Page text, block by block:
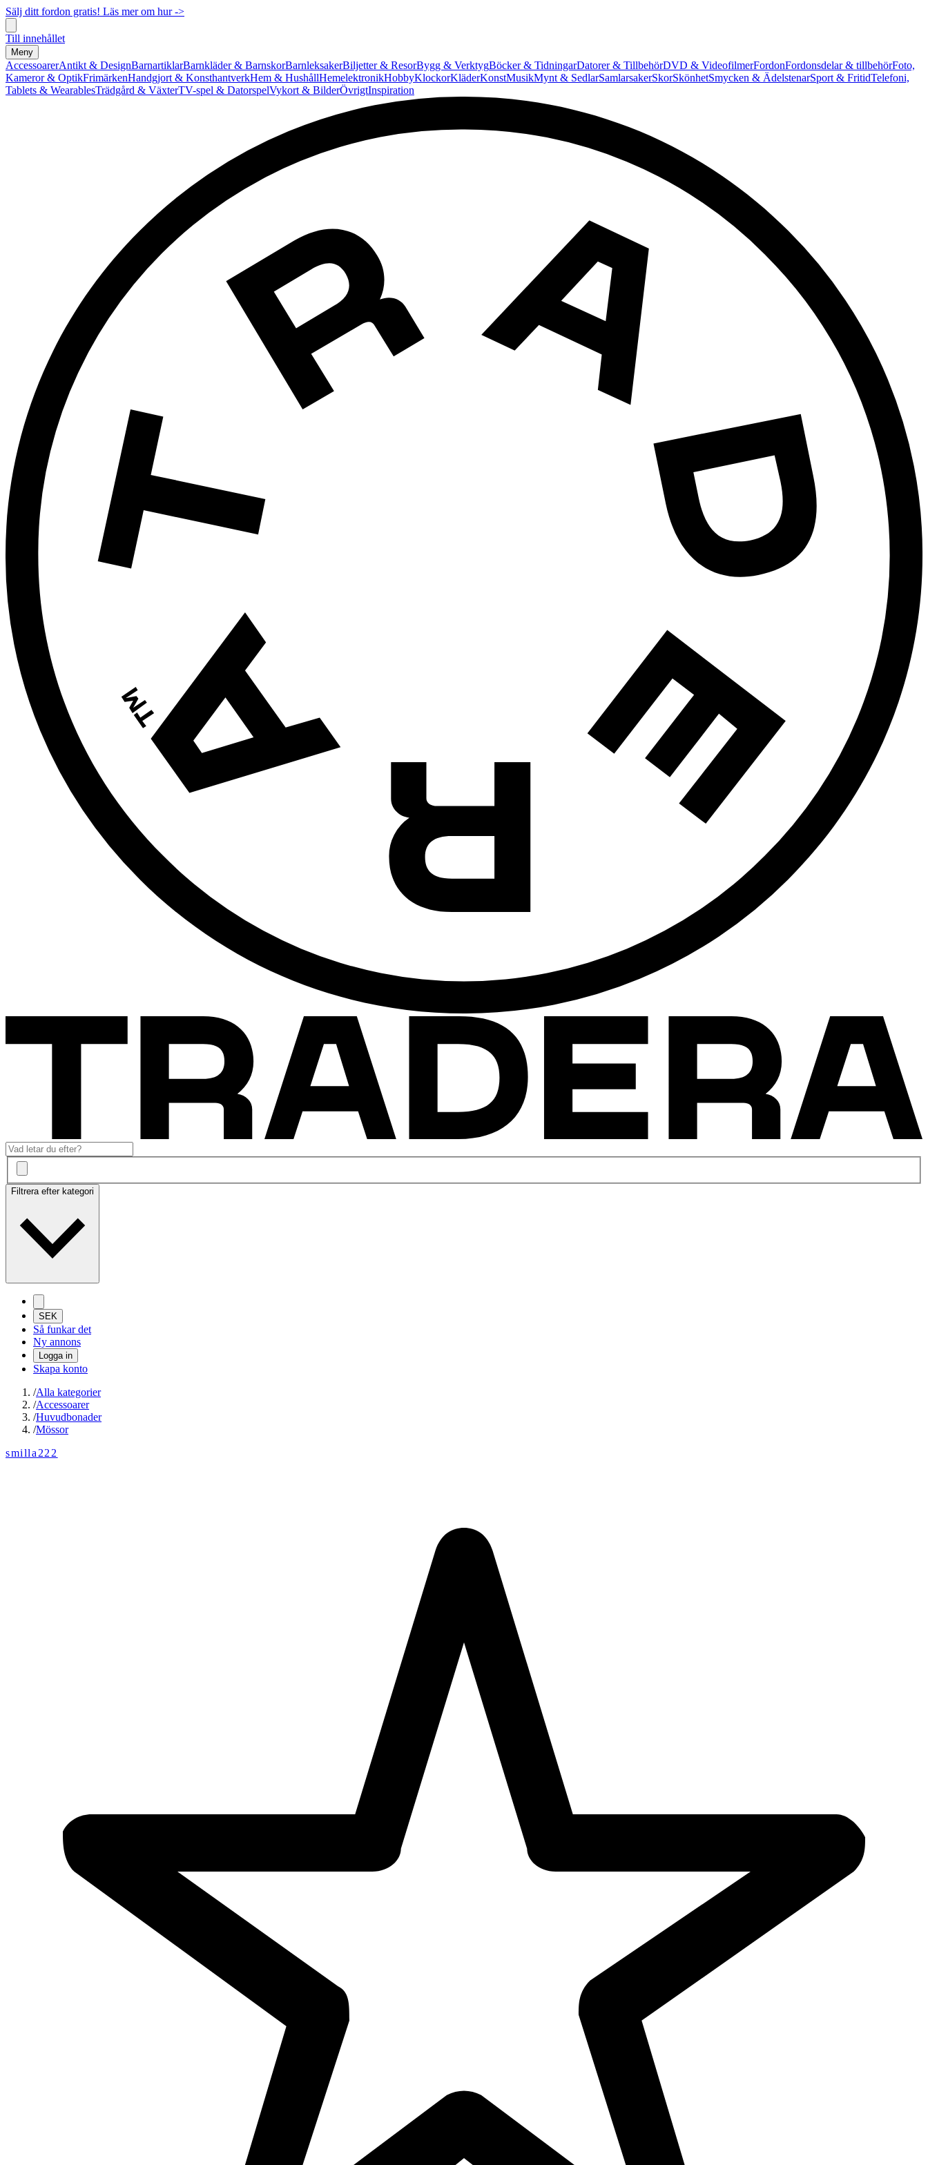
Sälj ditt fordon gratis! Läs mer om hur ->
Till innehållet
Meny
AccessoarerAntikt & DesignBarnartiklarBarnkläder & BarnskorBarnleksakerBiljetter & ResorBygg & VerktygBöcker & TidningarDatorer & TillbehörDVD & VideofilmerFordonFordonsdelar & tillbehörFoto,
Kameror & OptikFrimärkenHandgjort & KonsthantverkHem & HushållHemelektronikHobbyKlockorKläderKonstMusikMynt & SedlarSamlarsakerSkorSkönhetSmycken & ÄdelstenarSport & FritidTelefoni,
Tablets & WearablesTrädgård & VäxterTV-spel & DatorspelVykort & BilderÖvrigtInspiration
Filtrera efter kategori
SEK
Så funkar det
Ny annons
Logga in
Skapa konto
/Alla kategorier
/Accessoarer
/Huvudbonader
/Mössor
smilla222